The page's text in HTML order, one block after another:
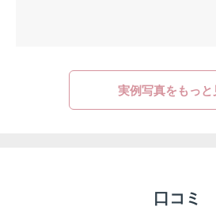
実例写真をもっと
口コミ